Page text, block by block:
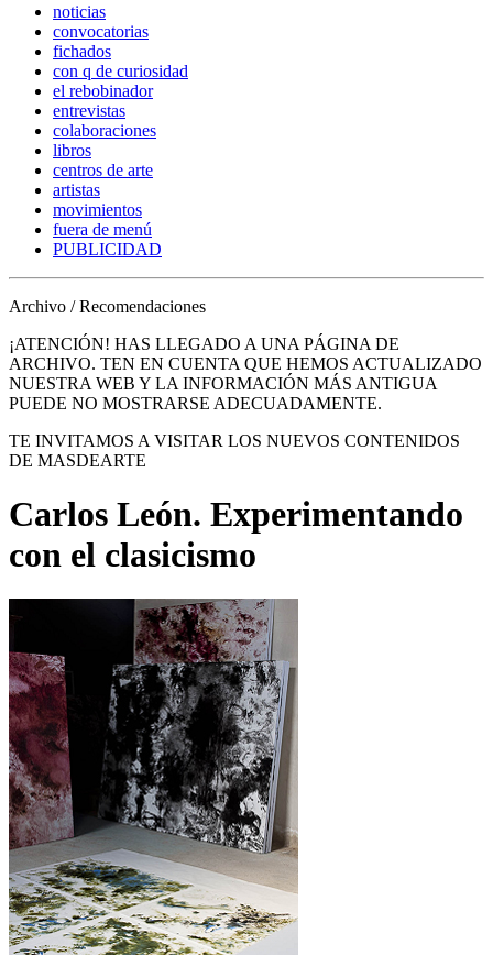
noticias
convocatorias
fichados
con q de curiosidad
el rebobinador
entrevistas
colaboraciones
libros
centros de arte
artistas
movimientos
fuera de menú
PUBLICIDAD
Archivo / Recomendaciones
¡ATENCIÓN! HAS LLEGADO A UNA PÁGINA DE
ARCHIVO. TEN EN CUENTA QUE HEMOS ACTUALIZADO
NUESTRA WEB Y LA INFORMACIÓN MÁS ANTIGUA
PUEDE NO MOSTRARSE ADECUADAMENTE.
TE INVITAMOS A VISITAR LOS NUEVOS CONTENIDOS
DE MASDEARTE
Carlos León. Experimentando
con el clasicismo